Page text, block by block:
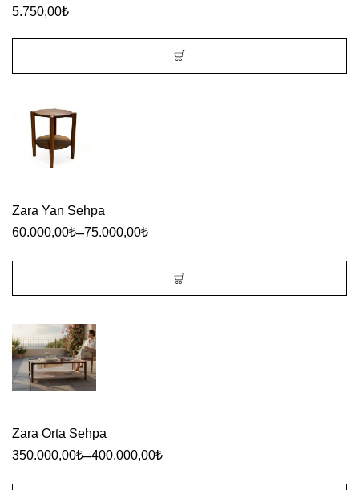
5.750,00₺
Zara Yan Sehpa
60.000,00₺–75.000,00₺
ürünün
birden
fazla
var.
Seçenekler
Zara Orta Sehpa
350.000,00₺–400.000,00₺